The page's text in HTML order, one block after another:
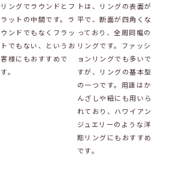
リングでラウンドとフ
ラットの中間です。ラ
ウンドでもなくフラッ
トでもない、というお
客様にもおすすめで
す。
トは、リングの表面が
平で、断面が四角くな
っており、全周同幅の
リングです。ファッシ
ョンリングでも多いで
すが、リングの基本型
の一つです。用語はか
んざしや紐にも用いら
れており、ハワイアン
ジュエリーのような洋
彫リングにもおすすめ
です。